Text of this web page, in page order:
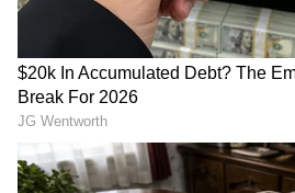
ಹೊಗಳಿದ್ದಾರೆ.
RECOMMENDED STORIES